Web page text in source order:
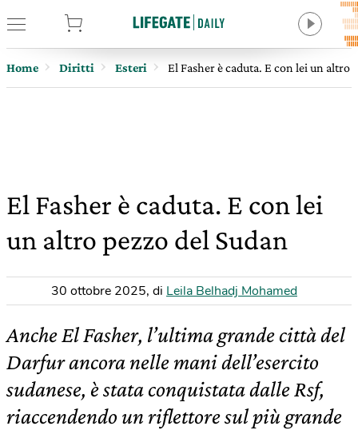
Home Diritti Esteri El Fasher è caduta. E con lei un altro
El Fasher è caduta. E con lei
un altro pezzo del Sudan
30 ottobre 2025, di Leila Belhadj Mohamed
Anche El Fasher, l’ultima grande città del
Darfur ancora nelle mani dell’esercito
sudanese, è stata conquistata dalle Rsf,
riaccendendo un riflettore sul più grande